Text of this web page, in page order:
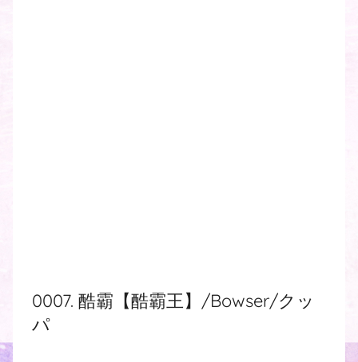
0007. 酷霸【酷霸王】/Bowser/クッ
パ